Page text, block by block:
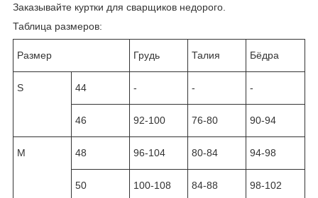
Заказывайте куртки для сварщиков недорого.
Таблица размеров:
Размер Грудь Талия Бёдра
S 44 - - -
46 92-100 76-80 90-94
M 48 96-104 80-84 94-98
50 100-108 84-88 98-102